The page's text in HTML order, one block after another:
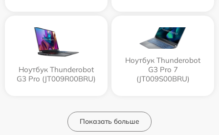
Ноутбук Thunderobot
G3 Pro (JT009R00BRU)
Ноутбук Thunderobot
G3 Pro 7
(JT009S00BRU)
Показать больше